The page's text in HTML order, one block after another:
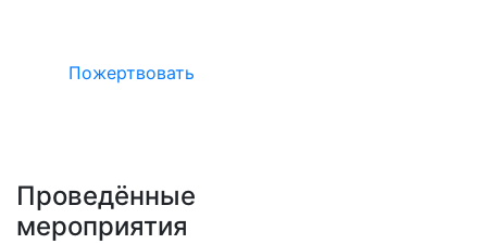
Пожертвовать
Проведённые
мероприятия